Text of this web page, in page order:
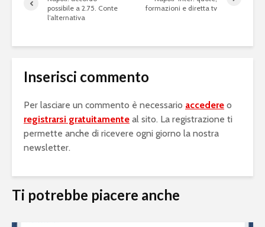
possibile a 2.75. Conte
l’alternativa
formazioni e diretta tv
Inserisci commento
Per lasciare un commento è necessario accedere o
registrarsi gratuitamente al sito. La registrazione ti
permette anche di ricevere ogni giorno la nostra
newsletter.
Ti potrebbe piacere anche